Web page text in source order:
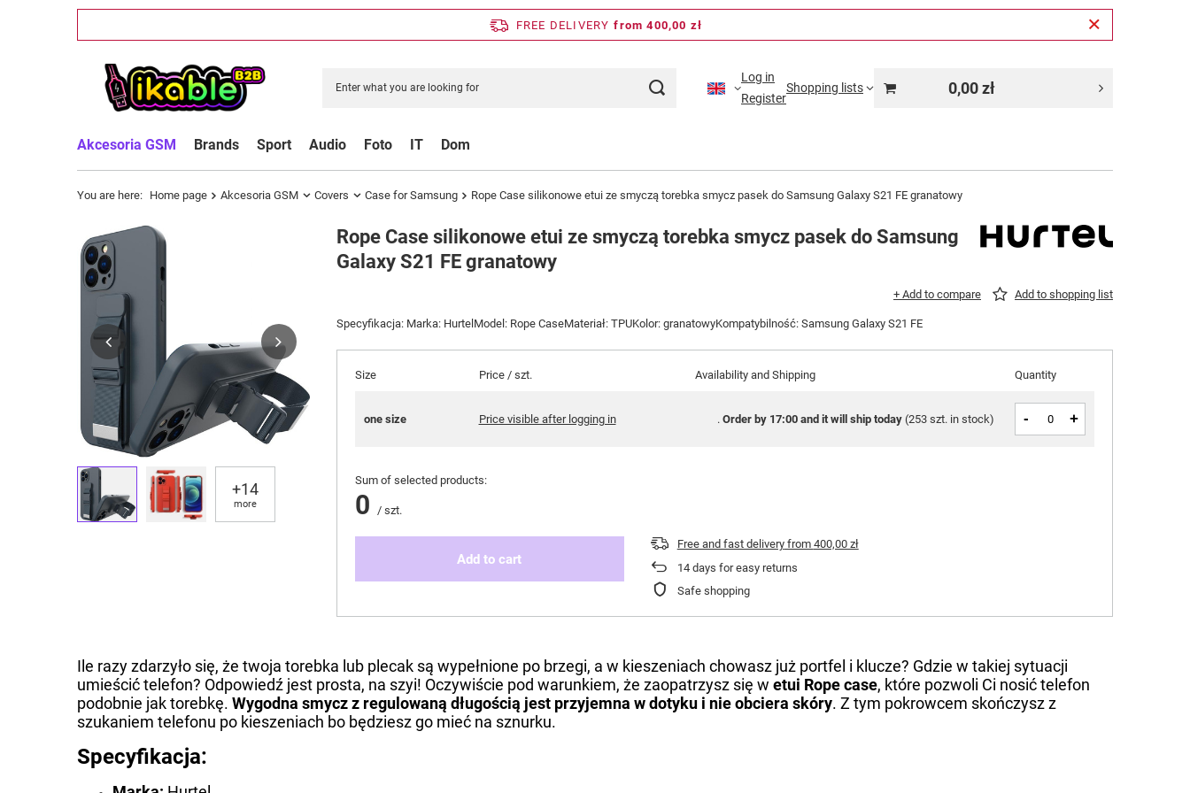
FREE DELIVERY from 400,00 zł
Log in
Register
Shopping lists 0,00 zł
Akcesoria GSM Brands Sport Audio Foto IT Dom
You are here: Home page Akcesoria GSM Covers Case for Samsung Rope Case silikonowe etui ze smyczą torebka smycz pasek do Samsung Galaxy S21 FE granatowy
+14
more
Rope Case silikonowe etui ze smyczą torebka smycz pasek do Samsung
Galaxy S21 FE granatowy
+ Add to compare Add to shopping list
Specyfikacja: Marka: HurtelModel: Rope CaseMateriał: TPUKolor: granatowyKompatybilność: Samsung Galaxy S21 FE
Size Price / szt. Availability and Shipping Quantity
one size Price visible after logging in Order by 17:00 and it will ship today (253 szt. in stock) - +
Sum of selected products:
0 / szt.
Add to cart
Free and fast deliveryfrom 400,00 zł
14days for easy returns
Safe shopping
Ile razy zdarzyło się, że twoja torebka lub plecak są wypełnione po brzegi, a w kieszeniach chowasz już portfel i klucze? Gdzie w takiej sytuacji
umieścić telefon? Odpowiedź jest prosta, na szyi! Oczywiście pod warunkiem, że zaopatrzysz się w etui Rope case, które pozwoli Ci nosić telefon
podobnie jak torebkę. Wygodna smycz z regulowaną długością jest przyjemna w dotyku i nie obciera skóry. Z tym pokrowcem skończysz z
szukaniem telefonu po kieszeniach bo będziesz go mieć na sznurku.
Specyfikacja: